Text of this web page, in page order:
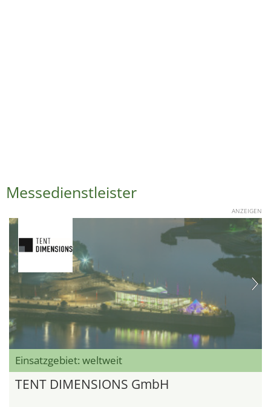
Messedienstleister
ANZEIGEN
Einsatzgebiet: weltweit
TENT DIMENSIONS GmbH